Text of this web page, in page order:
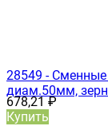
28549 - Сменные
диам.50мм,
678,21₽
Купить